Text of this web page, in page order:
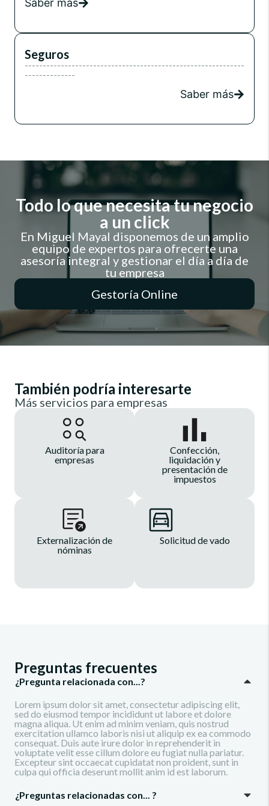
Saber más
Seguros
-------------------------------------------------------------
--------------
Saber más
Todo lo que necesita tu negocio
a un click
En Miguel Mayal disponemos de un amplio
equipo de expertos para ofrecerte una
asesoría integral y gestionar el día a día de
tu empresa
Gestoría Online
También podría interesarte
Más servicios para empresas
Auditoría para
empresas
Confección,
liquidación y
presentación de
impuestos
Externalización de
nóminas
Solicitud de vado
Preguntas frecuentes
¿Pregunta relacionada con...?
Lorem ipsum dolor sit amet, consectetur adipiscing elit,
sed do eiusmod tempor incididunt ut labore et dolore
magna aliqua. Ut enim ad minim veniam, quis nostrud
exercitation ullamco laboris nisi ut aliquip ex ea commodo
consequat. Duis aute irure dolor in reprehenderit in
voluptate velit esse cillum dolore eu fugiat nulla pariatur.
Excepteur sint occaecat cupidatat non proident, sunt in
culpa qui officia deserunt mollit anim id est laborum.
¿Preguntas relacionadas con... ?